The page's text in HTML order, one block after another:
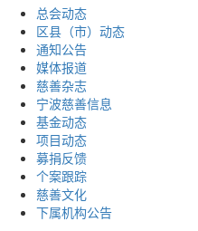
总会动态
区县（市）动态
通知公告
媒体报道
慈善杂志
宁波慈善信息
基金动态
项目动态
募捐反馈
个案跟踪
慈善文化
下属机构公告